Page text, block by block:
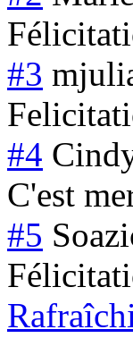
#3
#4
C'est
#5